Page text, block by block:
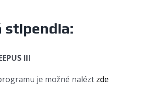
stipendia:
III
je možné nalézt zde